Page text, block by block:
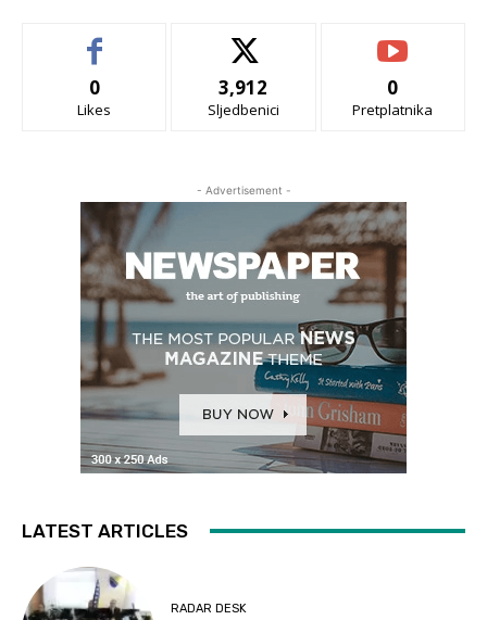
0
Likes
3,912
Sljedbenici
0
Pretplatnika
- Advertisement -
LATEST ARTICLES
RADAR DESK